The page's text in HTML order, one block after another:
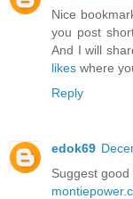
Nice
you post
And I will
likes where
Reply
edok69
Suggest good